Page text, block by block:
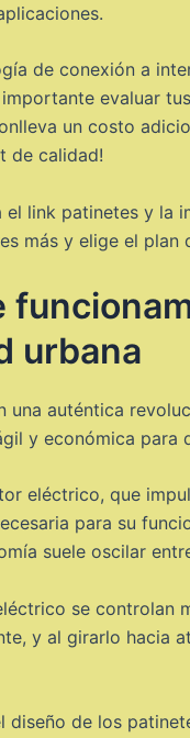
de conexión a
evaluar
un costo
de calidad!
link patinetes y
más y elige el
urbana
una auténtica
y económica
eléctrico, que
para su
suele oscilar
se controlan
y al girarlo hacia
diseño de los